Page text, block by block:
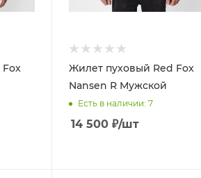
Жилет пуховый Red Fox
Nansen R Мужской
Есть в наличии: 7
14 500₽/шт